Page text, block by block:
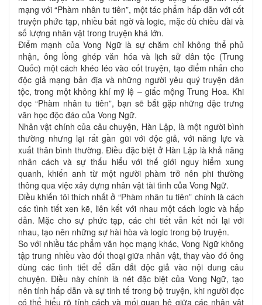
mạng với “Phàm nhân tu tiên”, một tác phẩm hấp dẫn với cốt
truyện phức tạp, nhiều bất ngờ và logic, mặc dù chiều dài và
số lượng nhân vật trong truyện khá lớn.
Điểm mạnh của Vong Ngữ là sự chăm chỉ không thể phủ
nhận, ông lồng ghép văn hóa và lịch sử dân tộc (Trung
Quốc) một cách khéo léo vào cốt truyện, tạo điểm nhấn cho
độc giả mạng bản địa và những người yêu quý truyện dân
tộc, trong một không khí mỹ lệ – giấc mộng Trung Hoa. Khi
đọc “Phàm nhân tu tiên”, bạn sẽ bắt gặp những đặc trưng
văn học độc đáo của Vong Ngữ.
Nhân vật chính của câu chuyện, Hàn Lập, là một người bình
thường nhưng lại rất gần gũi với độc giả, với năng lực và
xuất thân bình thường. Điều đặc biệt ở Hàn Lập là khả năng
nhân cách và sự thấu hiểu với thế giới nguy hiểm xung
quanh, khiến anh từ một người phàm trở nên phi thường
thông qua việc xây dựng nhân vật tài tình của Vong Ngữ.
Điều khiến tôi thích nhất ở “Phàm nhân tu tiên” chính là cách
các tình tiết xen kẽ, liên kết với nhau một cách logic và hấp
dẫn. Mặc cho sự phức tạp, các chi tiết vẫn kết nối lại với
nhau, tạo nên những sự hài hòa và logic trong bộ truyện.
So với nhiều tác phẩm văn học mạng khác, Vong Ngữ không
tập trung nhiều vào đối thoại giữa nhân vật, thay vào đó ông
dùng các tình tiết để dẫn dắt độc giả vào nội dung câu
chuyện. Điều này chính là nét đặc biệt của Vong Ngữ, tạo
nên tính hấp dẫn và sự tinh tế trong bộ truyện, khi người đọc
có thể hiểu rõ tính cách và mối quan hệ giữa các nhân vật